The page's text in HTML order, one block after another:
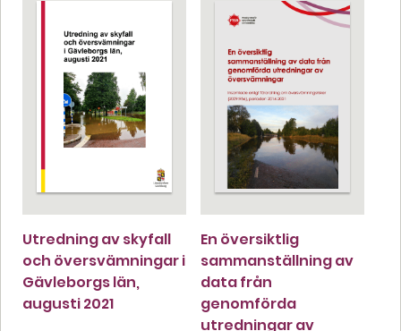
Utredning av skyfall
och översvämningar i
Gävleborgs län,
augusti 2021
En översiktlig
sammanställning av
data från
genomförda
utredningar av